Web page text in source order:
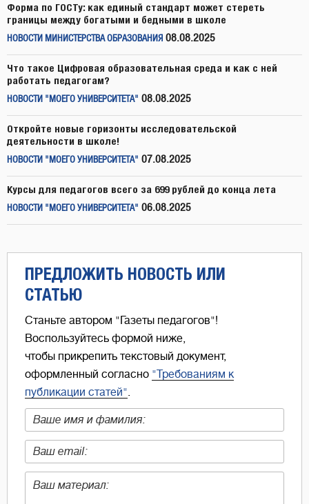
Форма по ГОСТу: как единый стандарт может стереть
границы между богатыми и бедными в школе
НОВОСТИ МИНИСТЕРСТВА ОБРАЗОВАНИЯ 08.08.2025
Что такое Цифровая образовательная среда и как с ней
работать педагогам?
НОВОСТИ "МОЕГО УНИВЕРСИТЕТА" 08.08.2025
Откройте новые горизонты исследовательской
деятельности в школе!
НОВОСТИ "МОЕГО УНИВЕРСИТЕТА" 07.08.2025
Курсы для педагогов всего за 699 рублей до конца лета
НОВОСТИ "МОЕГО УНИВЕРСИТЕТА" 06.08.2025
ПРЕДЛОЖИТЬ НОВОСТЬ ИЛИ
СТАТЬЮ
Станьте автором "Газеты педагогов"!
Воспользуйтесь формой ниже,
чтобы прикрепить текстовый документ,
оформленный согласно "Требованиям к
публикации статей"